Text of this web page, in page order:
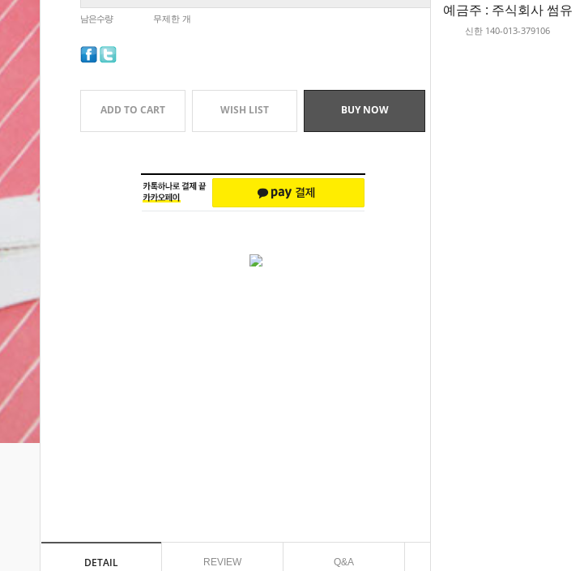
예금주 : 주식회사 썸유
신한 140-013-379106
남은수량 무제한 개
ADD TO CART WISH LIST BUY NOW
DETAIL REVIEW Q&A